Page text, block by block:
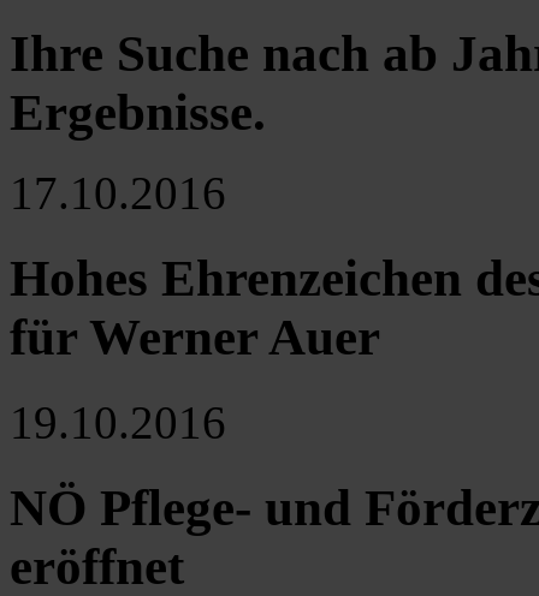
Ihre Suche nach ab
Ergebnisse.
17.10.2016
Hohes Ehrenzeichen
für Werner Auer
19.10.2016
NÖ Pflege- und
eröffnet